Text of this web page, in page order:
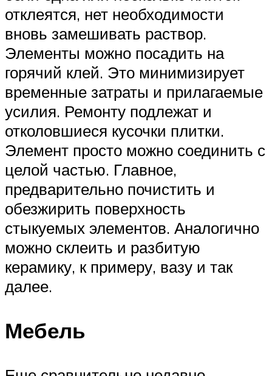
отклеятся, нет необходимости
вновь замешивать раствор.
Элементы можно посадить на
горячий клей. Это минимизирует
временные затраты и прилагаемые
усилия. Ремонту подлежат и
отколовшиеся кусочки плитки.
Элемент просто можно соединить с
целой частью. Главное,
предварительно почистить и
обезжирить поверхность
стыкуемых элементов. Аналогично
можно склеить и разбитую
керамику, к примеру, вазу и так
далее.
Мебель